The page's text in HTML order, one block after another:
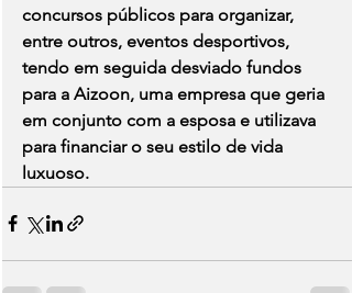
concursos públicos para organizar,
entre outros, eventos desportivos,
tendo em seguida desviado fundos
para a Aizoon, uma empresa que geria
em conjunto com a esposa e utilizava
para financiar o seu estilo de vida
luxuoso.